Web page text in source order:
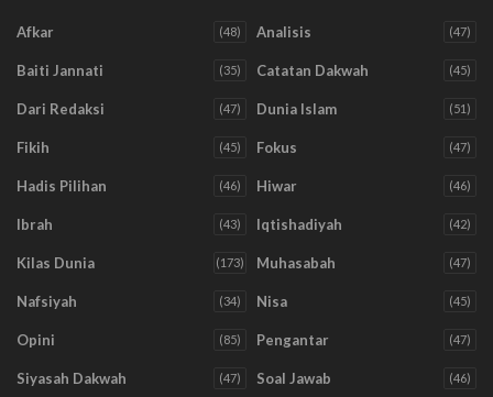
Afkar (48) Analisis (47)
Baiti Jannati (35) Catatan Dakwah (45)
Dari Redaksi (47) Dunia Islam (51)
Fikih (45) Fokus (47)
Hadis Pilihan (46) Hiwar (46)
Ibrah (43) Iqtishadiyah (42)
Kilas Dunia (173) Muhasabah (47)
Nafsiyah (34) Nisa (45)
Opini (85) Pengantar (47)
Siyasah Dakwah (47) Soal Jawab (46)